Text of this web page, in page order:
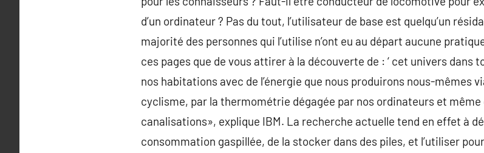
d’un ordinateur ? Pas du tout, l’utilisateur de base est quelqu’un
majorité des personnes qui l’utilise n’ont eu au départ aucune
ces pages que de vous attirer à la découverte de : ‘ cet univers dans
nos habitations avec de l’énergie que nous produirons nous-mêmes
cyclisme, par la thermométrie dégagée par nos ordinateurs et même
canalisations», explique IBM. La recherche actuelle tend en effet à
consommation gaspillée, de la stocker dans des piles, et l’utiliser